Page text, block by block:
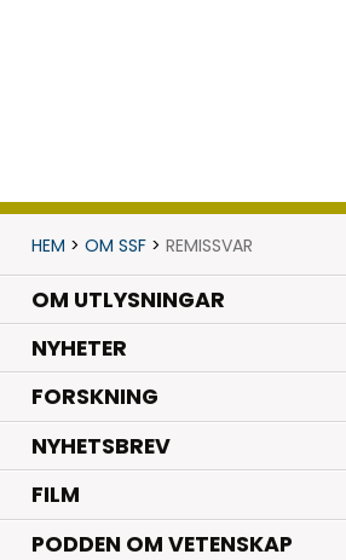
HEM > OM SSF> REMISSVAR
OM UTLYSNINGAR
NYHETER.
FORSKNING.
NYHETSBREV
FILM
PODDEN OM VETENSKAP